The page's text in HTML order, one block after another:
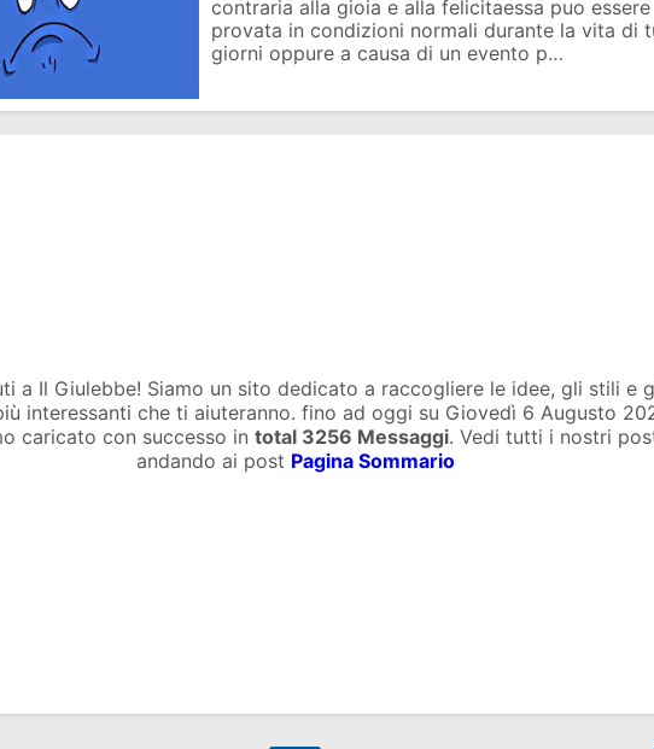
contraria alla gioia e alla felicitaessa puo essere
provata in condizioni normali durante la vita di
giorni oppure a causa di un evento p…
a Il Giulebbe! Siamo un sito dedicato a raccogliere le idee, gli stili e
interessanti che ti aiuteranno. fino ad oggi su Giovedì 6 Augusto
caricato con successo in total 3256 Messaggi. Vedi tutti i nostri
andando ai post Pagina Sommario